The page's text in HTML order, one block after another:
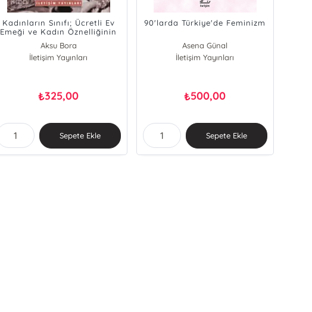
Kadınların Sınıfı; Ücretli Ev
Emeği ve Kadın Öznelliğinin
Aksu Bora
İletişim Yayınları
₺325,00
Sepete Ekle
90'larda Türkiye'de Feminizm
Asena Günal
Aksu Bora
İletişim Yayınları
₺500,00
Sepete Ekle